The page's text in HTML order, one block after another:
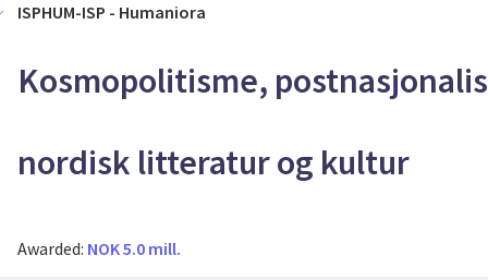
ISPHUM-ISP - Humaniora
Kosmopolitisme,
nordisk litteratur og kultur
Awarded: NOK 5.0 mill.